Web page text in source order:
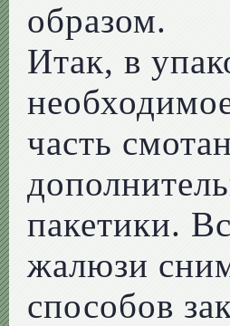
образом.
Итак, в
часть
пакетики.
жалюзи
способов